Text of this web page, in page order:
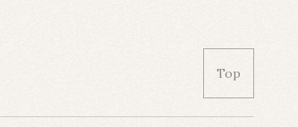
Top